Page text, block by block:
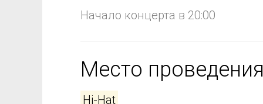
Начало концерта в 20:00
Место
Hi-Hat